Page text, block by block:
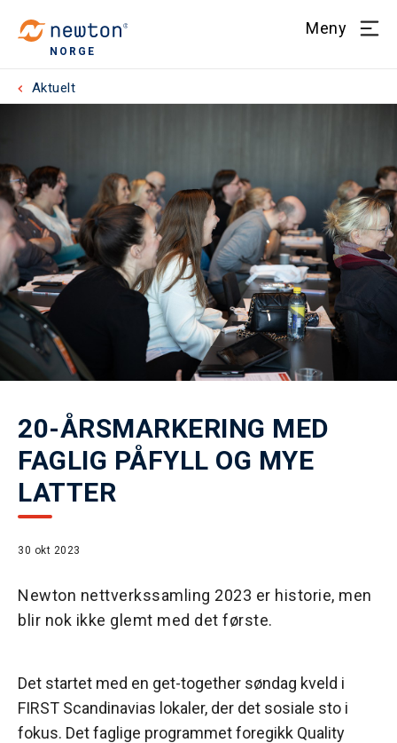
NORGE
Meny
Aktuelt
20-ÅRSMARKERING MED
FAGLIG PÅFYLL OG MYE
LATTER
30 okt 2023
Newton nettverkssamling 2023 er historie, men
blir nok ikke glemt med det første.
Det startet med en get-together søndag kveld i
FIRST Scandinavias lokaler, der det sosiale sto i
fokus. Det faglige programmet foregikk Quality